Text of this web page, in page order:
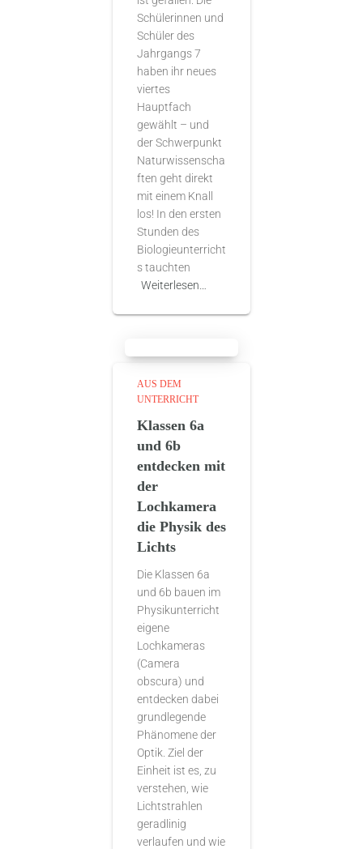
Schülerinnen und
Schüler des
Jahrgangs 7
haben ihr neues
viertes
Hauptfach
gewählt – und
der Schwerpunkt
Naturwissenscha
ften geht direkt
mit einem Knall
los! In den ersten
Stunden des
Biologieunterricht
s tauchten
Weiterlesen…
AUS DEM
UNTERRICHT
Klassen 6a
und 6b
entdecken mit
der
Lochkamera
die Physik des
Lichts
Die Klassen 6a
und 6b bauen im
Physikunterricht
eigene
Lochkameras
(Camera
obscura) und
entdecken dabei
grundlegende
Phänomene der
Optik. Ziel der
Einheit ist es, zu
verstehen, wie
Lichtstrahlen
geradlinig
verlaufen und wie